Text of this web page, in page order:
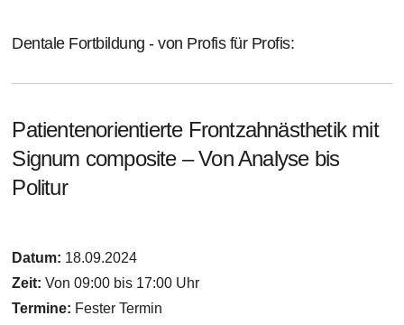
Dentale Fortbildung - von Profis für Profis:
Patientenorientierte Frontzahnästhetik mit
Signum composite – Von Analyse bis
Politur
Datum: 18.09.2024
Zeit: Von 09:00 bis 17:00 Uhr
Termine: Fester Termin